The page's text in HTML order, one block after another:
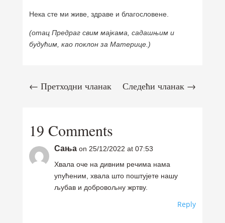
Нека сте ми живе, здраве и благословене.
(отац Предраг свим мајкама, садашњим и
будућим, као поклон за Материце.)
←Претходни чланак Следећи чланак→
19 Comments
Сања on 25/12/2022 at 07:53
Хвала оче на дивним речима нама
упућеним, хвала што поштујете нашу
љубав и добровољну жртву.
Reply